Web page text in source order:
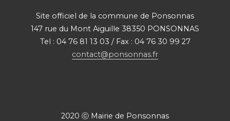
Site officiel de la commune de Ponsonnas
147 rue du Mont Aiguille 38350 PONSONNAS
Tel : 04 76 81 13 03 / Fax : 04 76 30 99 27
contact@ponsonnas.fr
2020 ⓒ Mairie de Ponsonnas